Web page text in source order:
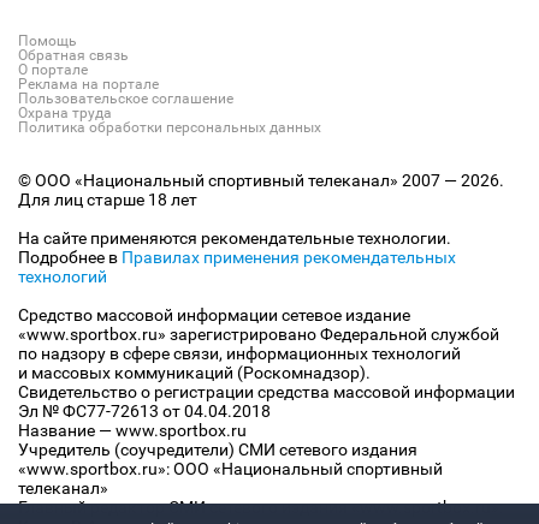
Помощь
Обратная связь
О портале
Реклама на портале
Пользовательское соглашение
Охрана труда
Политика обработки персональных данных
© ООО «Национальный спортивный телеканал» 2007 — 2026.
Для лиц старше 18 лет
На сайте применяются рекомендательные технологии.
Подробнее в Правилах применения рекомендательных
технологий
Средство массовой информации сетевое издание
«www.sportbox.ru» зарегистрировано Федеральной службой
по надзору в сфере связи, информационных технологий
и массовых коммуникаций (Роскомнадзор).
Свидетельство о регистрации средства массовой информации
Эл № ФС77-72613 от 04.04.2018
Название — www.sportbox.ru
Учредитель (соучредители) СМИ сетевого издания
«www.sportbox.ru»: ООО «Национальный спортивный
телеканал»
Главный редактор СМИ сетевого издания «www.sportbox.ru»: